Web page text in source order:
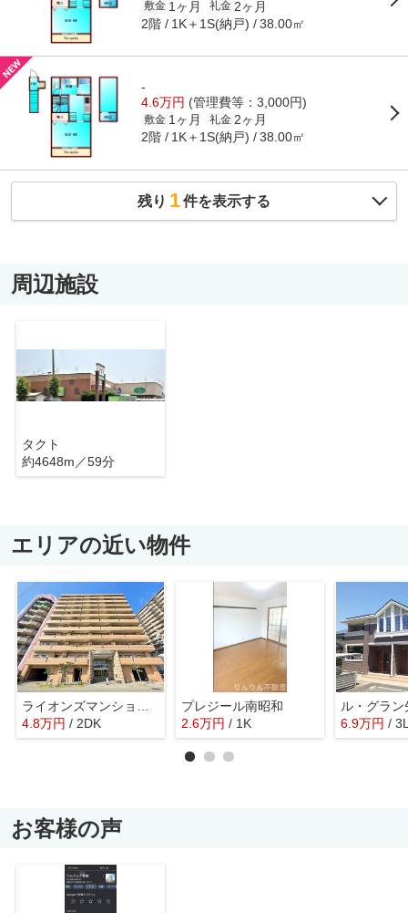
敷金 1ヶ月 礼金 2ヶ月
2階 1K＋1S(納戸) 38.00㎡
-
4.6万円 (管理費等：3,000円)
敷金 1ヶ月 礼金 2ヶ月
2階 1K＋1S(納戸) 38.00㎡
残り 1件を表示する
周辺施設
タクト
約4648m／59分
エリアの近い物件
4.8万円 / 2DK
プレジール南昭和
2.6万円 / 1K
ル・グラ
6.9万円 /
お客様の声